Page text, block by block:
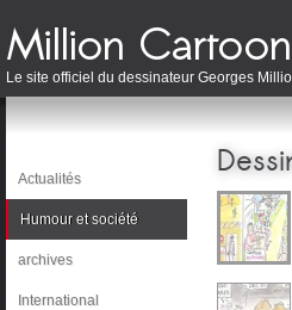
Le site officiel du dessinateur Georges
Actualités
Humour et société
archives
International